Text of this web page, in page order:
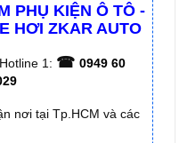
PHỤ KIỆN Ô TÔ -
HƠI ZKAR AUTO
Hotline 1: ☎ 0949 60
nơi tại Tp.HCM và các